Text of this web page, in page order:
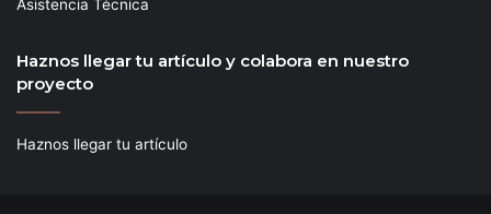
Asistencia Técnica
Haznos llegar tu artículo y colabora en nuestro
proyecto
Haznos llegar tu artículo